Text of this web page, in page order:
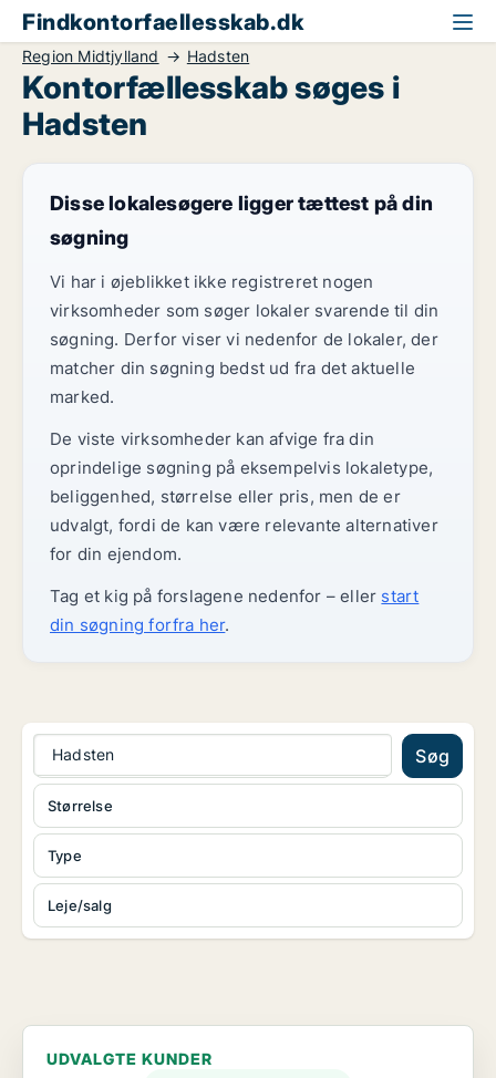
Findkontorfaellesskab.dk
Region Midtjylland Hadsten
Kontorfællesskab søges i
Hadsten
Disse lokalesøgere ligger tættest på din
søgning
Vi har i øjeblikket ikke registreret nogen
virksomheder som søger lokaler svarende til din
søgning. Derfor viser vi nedenfor de lokaler, der
matcher din søgning bedst ud fra det aktuelle
marked.
De viste virksomheder kan afvige fra din
oprindelige søgning på eksempelvis lokaletype,
beliggenhed, størrelse eller pris, men de er
udvalgt, fordi de kan være relevante alternativer
for din ejendom.
Tag et kig på forslagene nedenfor – eller start
din søgning forfra her.
Hadsten Søg
Type
Leje/salg
Størrelse
UDVALGTE KUNDER